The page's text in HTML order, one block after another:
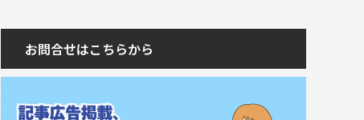
お問合せはこちらから